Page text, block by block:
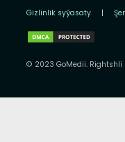
Gizlinlik syýasaty |
© 2023 GoMedii.